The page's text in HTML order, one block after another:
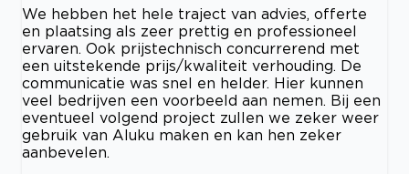
We hebben het hele traject van advies, offerte
en plaatsing als zeer prettig en professioneel
ervaren. Ook prijstechnisch concurrerend met
een uitstekende prijs/kwaliteit verhouding. De
communicatie was snel en helder. Hier kunnen
veel bedrijven een voorbeeld aan nemen. Bij een
eventueel volgend project zullen we zeker weer
gebruik van Aluku maken en kan hen zeker
aanbevelen.